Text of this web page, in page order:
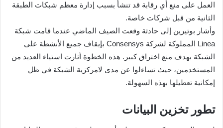
العمل على منع أي رقابة قد تنشأ بسبب إدارة معظم شبكات الطبقة
الثانية من قبل شركات خاصة.
وأشار بوتيرين إلى حادثة وقعت الصيف الماضي عندما قامت شبكة
Linea المملوكة لشركة Consensys بإيقاف جميع الأنشطة على
الشبكة بهدف منع اختراق كبير. هذه الخطوة أثارت استياء العديد من
المستخدمين، حيث تساءلوا عن مدى لامركزية الشبكة في ظل
إمكانية تعطيلها بهذه السهولة.
تطور تخزين البيانات